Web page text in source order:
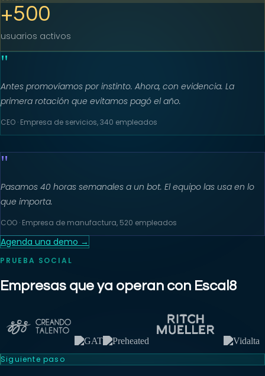
+500
usuarios activos
"
Antes promovíamos por instinto. Ahora, con evidencia. La
primera rotación que evitamos pagó el año.
CEO · Empresa de servicios, 340 empleados
"
Pasamos 40 horas semanales a un bot. El equipo las usa en lo
que importa.
COO · Empresa de manufactura, 520 empleados
Agenda una demo →
PRUEBA SOCIAL
Empresas que ya operan con Escal8
Siguiente paso